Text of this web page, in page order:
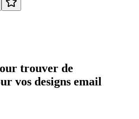
trouver de
vos designs email